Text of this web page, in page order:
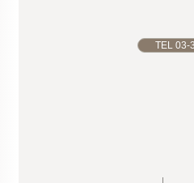
TEL 03-